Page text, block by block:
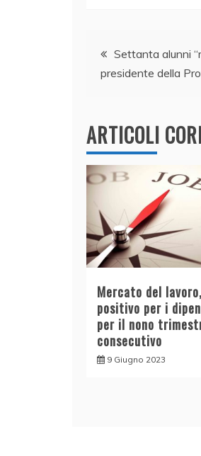
b
o
dI
n
Navigazione
articoli
Settanta alunni
presidente della
ARTICOLI
Mercato del
positivo per i
per il nono
consecutivo
9 Giugno 2023